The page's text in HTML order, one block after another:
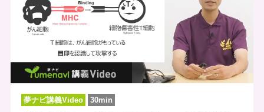
夢ナビ講義Video 30min